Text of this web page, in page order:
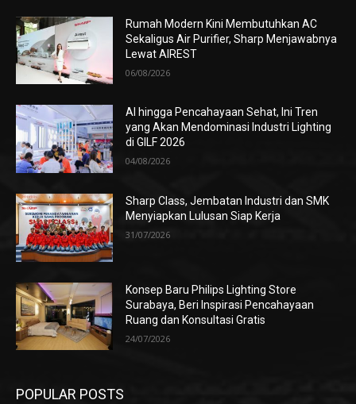
Rumah Modern Kini Membutuhkan AC
Sekaligus Air Purifier, Sharp Menjawabnya
Lewat AIREST
06/08/2026
AI hingga Pencahayaan Sehat, Ini Tren
yang Akan Mendominasi Industri Lighting
di GILF 2026
04/08/2026
Sharp Class, Jembatan Industri dan SMK
Menyiapkan Lulusan Siap Kerja
31/07/2026
Konsep Baru Philips Lighting Store
Surabaya, Beri Inspirasi Pencahayaan
Ruang dan Konsultasi Gratis
24/07/2026
POPULAR POSTS